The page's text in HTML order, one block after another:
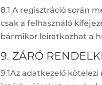
8.1 A regisztráció során
csak a felhasználó
bármikor leiratkozhat a
9. ZÁRÓ
9.1Az adatkezelő